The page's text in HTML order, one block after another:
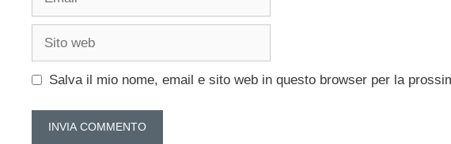
Sito
Salva il mio nome, email e sito web in questo browser per la